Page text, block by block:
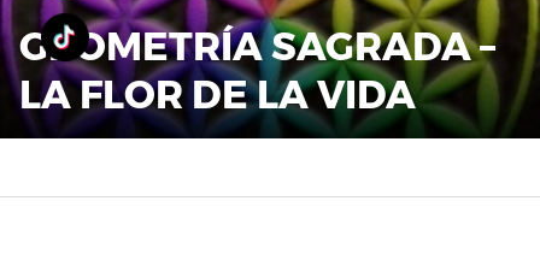
GEOMETRÍA SAGRADA –
LA FLOR DE LA VIDA